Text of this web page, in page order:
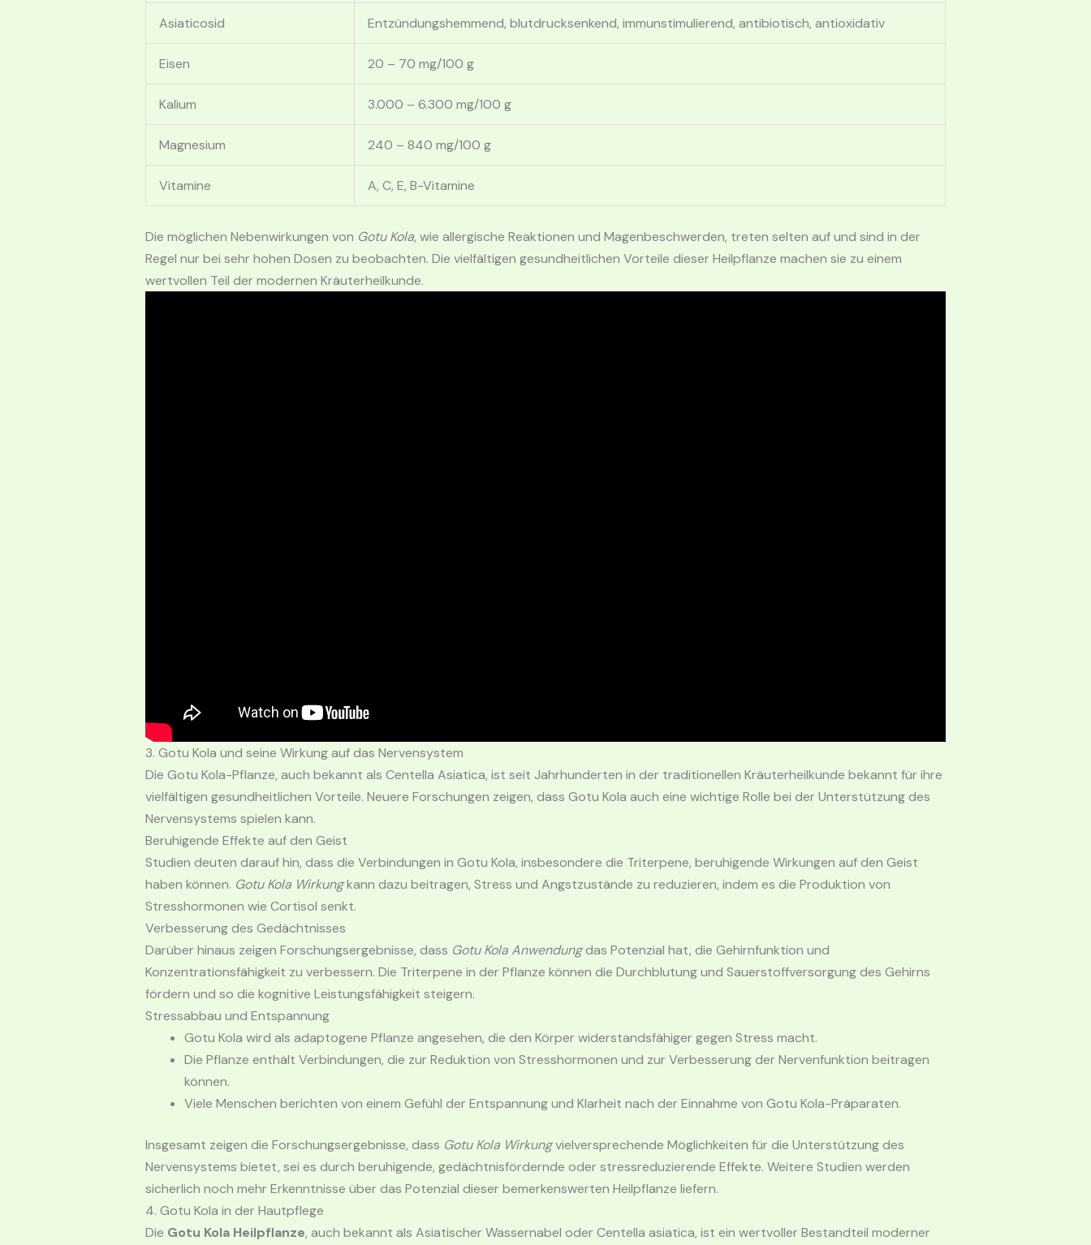
Asiaticosid Entzündungshemmend, blutdrucksenkend, immunstimulierend, antibiotisch, antioxidativ
Eisen 20 – 70 mg/100 g
Kalium 3.000 – 6.300 mg/100 g
Magnesium 240 – 840 mg/100 g
Vitamine A, C, E, B-Vitamine
Die möglichen Nebenwirkungen von Gotu Kola, wie allergische Reaktionen und Magenbeschwerden, treten selten auf und sind in der
Regel nur bei sehr hohen Dosen zu beobachten. Die vielfältigen gesundheitlichen Vorteile dieser Heilpflanze machen sie zu einem
wertvollen Teil der modernen Kräuterheilkunde.
3. Gotu Kola und seine Wirkung auf das Nervensystem
Die Gotu Kola-Pflanze, auch bekannt als Centella Asiatica, ist seit Jahrhunderten in der traditionellen Kräuterheilkunde bekannt für ihre
vielfältigen gesundheitlichen Vorteile. Neuere Forschungen zeigen, dass Gotu Kola auch eine wichtige Rolle bei der Unterstützung des
Nervensystems spielen kann.
Beruhigende Effekte auf den Geist
Studien deuten darauf hin, dass die Verbindungen in Gotu Kola, insbesondere die Triterpene, beruhigende Wirkungen auf den Geist
haben können. Gotu Kola Wirkungkann dazu beitragen, Stress und Angstzustände zu reduzieren, indem es die Produktion von
Stresshormonen wie Cortisol senkt.
Verbesserung des Gedächtnisses
Darüber hinaus zeigen Forschungsergebnisse, dass Gotu Kola Anwendungdas Potenzial hat, die Gehirnfunktion und
Konzentrationsfähigkeit zu verbessern. Die Triterpene in der Pflanze können die Durchblutung und Sauerstoffversorgung des Gehirns
fördern und so die kognitive Leistungsfähigkeit steigern.
Stressabbau und Entspannung
Gotu Kola wird als adaptogene Pflanze angesehen, die den Körper widerstandsfähiger gegen Stress macht.
Die Pflanze enthält Verbindungen, die zur Reduktion von Stresshormonen und zur Verbesserung der Nervenfunktion beitragen
können.
Viele Menschen berichten von einem Gefühl der Entspannung und Klarheit nach der Einnahme von Gotu Kola-Präparaten.
Insgesamt zeigen die Forschungsergebnisse, dass Gotu Kola Wirkungvielversprechende Möglichkeiten für die Unterstützung des
Nervensystems bietet, sei es durch beruhigende, gedächtnisfördernde oder stressreduzierende Effekte. Weitere Studien werden
sicherlich noch mehr Erkenntnisse über das Potenzial dieser bemerkenswerten Heilpflanze liefern.
4. Gotu Kola in der Hautpflege
Die Gotu Kola Heilpflanze, auch bekannt als Asiatischer Wassernabel oder Centella asiatica, ist ein wertvoller Bestandteil moderner